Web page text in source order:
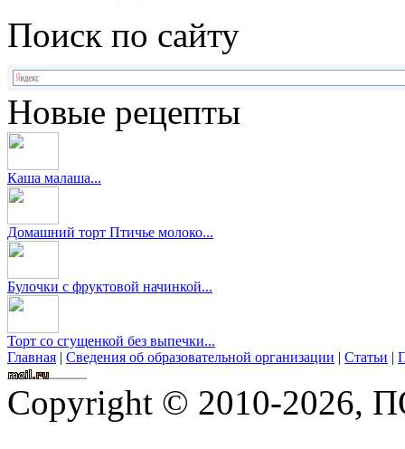
Поиск по сайту
Новые рецепты
Каша малаша...
Домашний торт Птичье молоко...
Булочки с фруктовой начинкой...
Торт со сгущенкой без выпечки...
Главная | Сведения об образовательной организации | Статьи |
Copyright © 2010-2026,